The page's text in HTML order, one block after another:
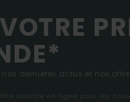
dernières actus et nos
valable en ligne pour les